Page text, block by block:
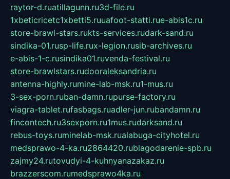
raytor-d.ruatillagunn.ru3d-file.ru
1xbeticricetc1xbetti5.ruuafoot-statti.rue-abis1c.ru
store-brawl-stars.rukts-services.rudark-sand.ru
sindika-01.rusp-life.rux-legion.rusib-archives.ru
e-abis-1-c.rusindika01.ruvenda-festival.ru
store-brawlstars.rudooraleksandria.ru
antenna-highly.rumine-lab-msk.ru1-mus.ru
3-sex-porn.ruban-damn.rupurse-factory.ru
viagra-tablet.rufasbags.ruadler-jun.rubandamn.ru
fincontech.ru3sexporn.ru1mus.rudarksand.ru
rebus-toys.ruminelab-msk.rualabuga-cityhotel.ru
medsprawo-4-ka.ru2864420.rublagodarenie-spb.ru
zajmy24.rutovudyi-4-kuhnyanazakaz.ru
brazzerscom.rumedsprawo4ka.ru